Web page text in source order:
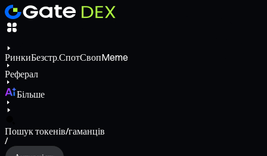
РинкиБезстр.СпотСвопMeme
Реферал
Більше
Пошук токенів/гаманців
/